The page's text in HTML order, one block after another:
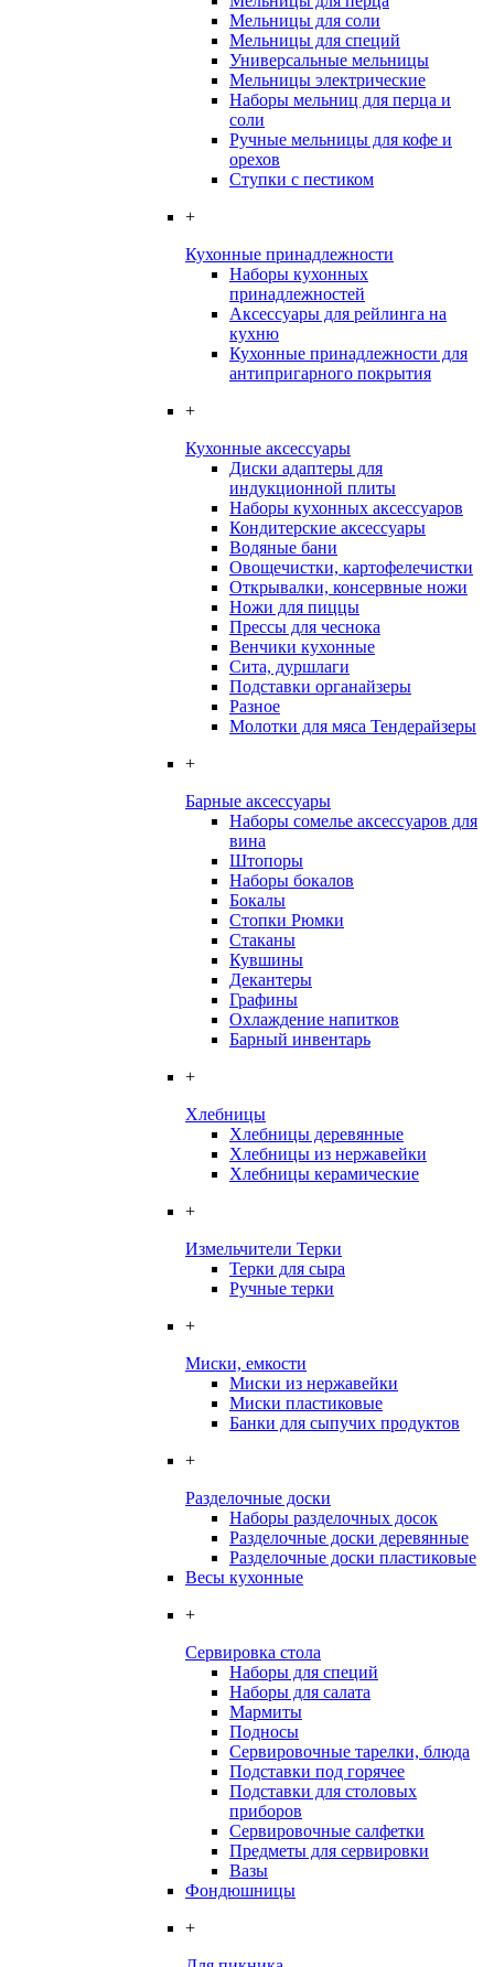
Мельницы для соли
Мельницы для специй
Универсальные мельницы
Мельницы электрические
Наборы мельниц для перца и
соли
Ручные мельницы для кофе и
орехов
Ступки с пестиком
+
Кухонные принадлежности
Наборы кухонных
принадлежностей
Аксессуары для рейлинга на
кухню
Кухонные принадлежности для
антипригарного покрытия
+
Кухонные аксессуары
Диски адаптеры для
индукционной плиты
Наборы кухонных аксессуаров
Кондитерские аксессуары
Водяные бани
Овощечистки, картофелечистки
Открывалки, консервные ножи
Ножи для пиццы
Прессы для чеснока
Венчики кухонные
Сита, дуршлаги
Подставки органайзеры
Разное
Молотки для мяса Тендерайзеры
+
Барные аксессуары
Наборы сомелье аксессуаров для
вина
Штопоры
Наборы бокалов
Бокалы
Стопки Рюмки
Стаканы
Кувшины
Декантеры
Графины
Охлаждение напитков
Барный инвентарь
+
Хлебницы
Хлебницы деревянные
Хлебницы из нержавейки
Хлебницы керамические
+
Измельчители Терки
Терки для сыра
Ручные терки
+
Миски, емкости
Миски из нержавейки
Миски пластиковые
Банки для сыпучих продуктов
+
Разделочные доски
Наборы разделочных досок
Разделочные доски деревянные
Разделочные доски пластиковые
Весы кухонные
+
Сервировка стола
Наборы для специй
Наборы для салата
Мармиты
Подносы
Сервировочные тарелки, блюда
Подставки под горячее
Подставки для столовых
приборов
Сервировочные салфетки
Предметы для сервировки
Вазы
Фондюшницы
+